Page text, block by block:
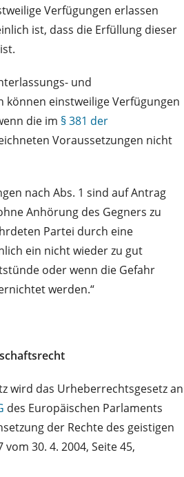
Verfügungen erlassen
ist, dass die Erfüllung dieser
und
können einstweilige Verfügungen
die im § 381 der
Voraussetzungen nicht
nach Abs. 1 sind auf Antrag
Anhörung des Gegners zu
Partei durch eine
ein nicht wieder zu gut
oder wenn die Gefahr
werden.“
wird das Urheberrechtsgesetz an
des Europäischen Parlaments
der Rechte des geistigen
vom 30. 4. 2004, Seite 45,